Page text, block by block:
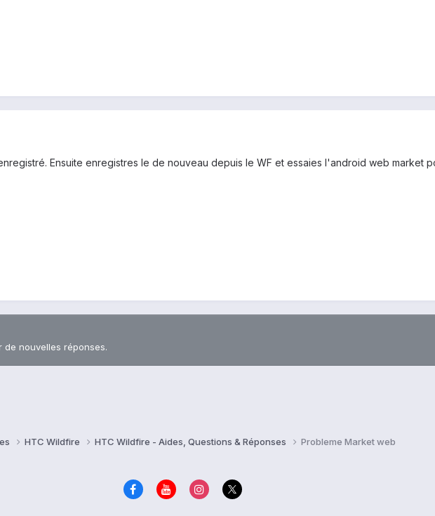
Ensuite enregistres le de nouveau depuis le WF et essaies l'android web market
nouvelles réponses.
HTC Wildfire HTC Wildfire - Aides, Questions & Réponses Probleme Market web